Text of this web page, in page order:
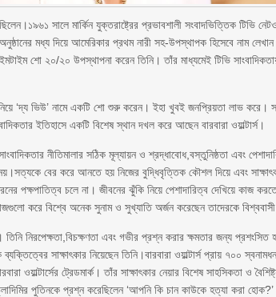
সালে মার্কিন যুক্তরাষ্ট্রের প্রভাবশালী সংবাদভিত্তিক টিভি
মধ্য দিয়ে আমেরিকার প্রথম নারী সহ-উপস্থাপক হিসেবে নাম
শো ২০/২০ উপস্থাপনা করেন তিনি। তাঁর মাধ্যমেই টিভি
নিয়ে ‘দ্য ভিউ’ নামে একটি শো শুরু করেন। ইহা খুবই জনপ্রিয়তা লাভ করে।
ইতিহাসে একটি বিশেষ স্থান দখল করে আছেন বারবারা ওয়াল্টার্স।
নীতিমালার সঠিক মূল্যায়ন ও শ্রদ্ধাবোধ,বস্তুনিষ্ঠতা এবং
বের করে আনতে হয় নিজের বুদ্ধিবৃত্তিক কৌশল দিয়ে এবং
পক্ষপাতিত্ব চলে না। জীবনের ঝুঁকি নিয়ে পেশাদারিত্ব দেখিয়ে কাজ
করে বিশ্বে অনেক সুনাম ও সুখ্যাতি অর্জন করেছেন তাদেরকে
তিনি নিরপেক্ষতা,বিচক্ষণতা এবং গভীর প্রশ্ন করার ক্ষমতার জন্য
সাক্ষাৎকার নিয়েছেন তিনি।বারবারা ওয়াল্টার্স প্রায় ৭০০
ওয়াল্টার্সের ট্রেডমার্ক। তাঁর সাক্ষাৎকার নেয়ার বিশেষ সাহসিকতা ও
পুতিনকে প্রশ্ন করেছিলেন ‘আপনি কি চান কাউকে হত্যা করা হোক?’